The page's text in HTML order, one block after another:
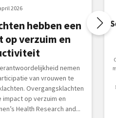
2026
hebben een
op verzuim en
nemen
van vrouwen te
Overgangsklachten
op verzuim en
Health Research and...